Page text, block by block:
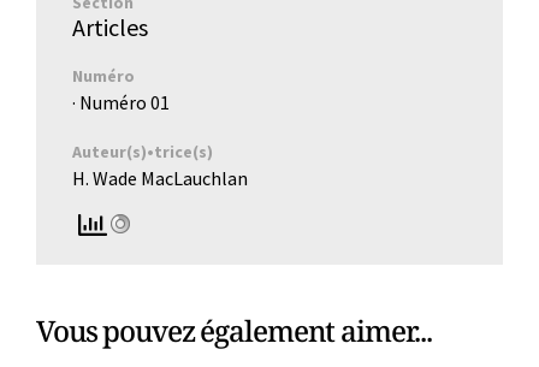
Articles
Numéro
· Numéro 01
Auteur(s)•trice(s)
H. Wade MacLauchlan
Vous pouvez également aimer...